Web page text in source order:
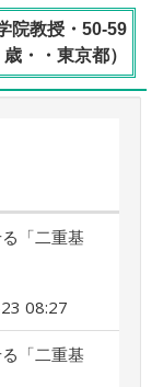
院教授・50-59
歳・・東京都）
「二重基
08:27
「二重基